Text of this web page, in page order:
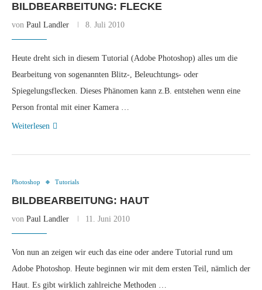
BILDBEARBEITUNG: FLECKE
von Paul Landler 8. Juli 2010
Heute dreht sich in diesem Tutorial (Adobe Photoshop) alles um die
Bearbeitung von sogenannten Blitz-, Beleuchtungs- oder
Spiegelungsflecken. Dieses Phänomen kann z.B. entstehen wenn eine
Person frontal mit einer Kamera …
Weiterlesen
Photoshop Tutorials
BILDBEARBEITUNG: HAUT
von Paul Landler 11. Juni 2010
Von nun an zeigen wir euch das eine oder andere Tutorial rund um
Adobe Photoshop. Heute beginnen wir mit dem ersten Teil, nämlich der
Haut. Es gibt wirklich zahlreiche Methoden …